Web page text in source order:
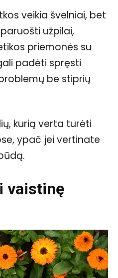
veikia švelniai, bet
užpilai,
priemonės su
padėti spręsti
be stiprių
kurią verta turėti
ypač jei vertinate
vaistinę